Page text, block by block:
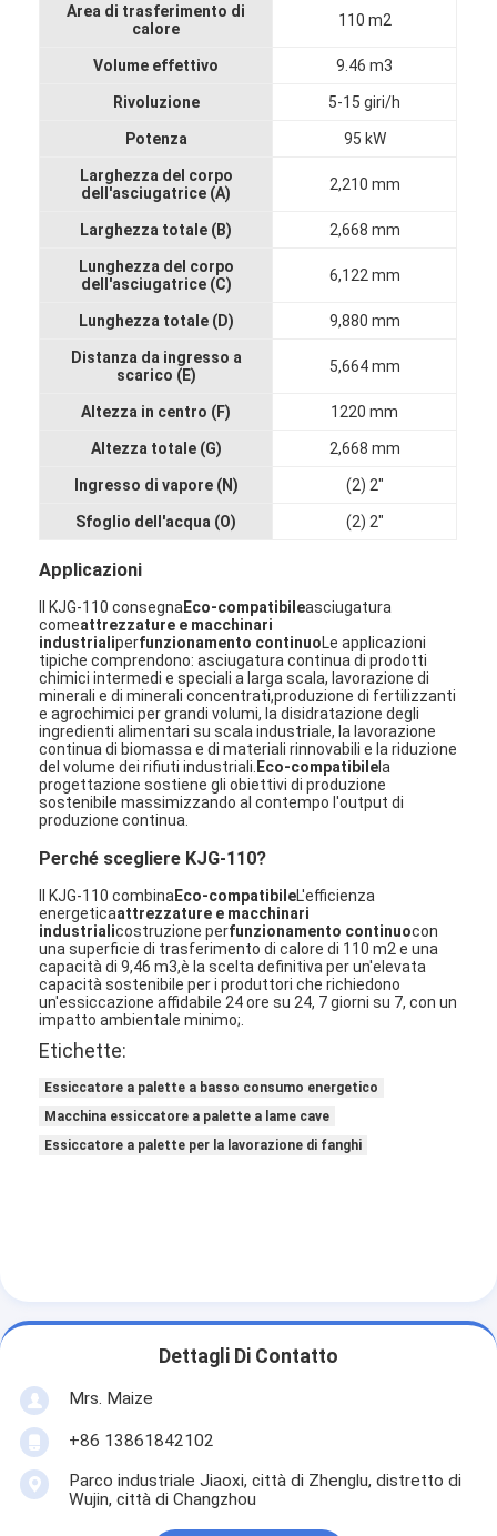
Fatory Tour
Controllo di qualità
notizie
Essiccatore di spruzzo centrifugo ad alta velocità
Essiccatore a letto fluidizzato di vibrazione
Essiccatore di vuoto di microonda
Essiccatore di spruzzo di pressione
Miscelatore orizzontale del nastro
Frantoio universale
Macchina per la frantumazione superfina
tipo miscelatore di v della polvere
Miscelatore del recipiente di IBC
Asciugatrice industriale
Macchina più asciutta istantanea
Essiccatore della pagaia
Macchina dell'essiccazione sotto vuoto
Area di trasferimento di
calore
110 m2
Volume effettivo 9.46 m3
Rivoluzione 5-15 giri/h
Potenza 95 kW
Larghezza del corpo
dell'asciugatrice (A)
2,210 mm
Larghezza totale (B) 2,668 mm
Lunghezza del corpo
dell'asciugatrice (C)
6,122 mm
Lunghezza totale (D) 9,880 mm
Distanza da ingresso a
scarico (E)
5,664 mm
Altezza in centro (F) 1220 mm
Altezza totale (G) 2,668 mm
Ingresso di vapore (N) (2) 2"
Sfoglio dell'acqua (O) (2) 2"
Applicazioni
Il KJG-110 consegna Eco-compatibileasciugatura
comeattrezzature e macchinari
industrialiperfunzionamento continuoLe applicazioni
tipiche comprendono: asciugatura continua di prodotti
chimici intermedi e speciali a larga scala, lavorazione di
minerali e di minerali concentrati,produzione di fertilizzanti
e agrochimici per grandi volumi, la disidratazione degli
ingredienti alimentari su scala industriale, la lavorazione
continua di biomassa e di materiali rinnovabili e la riduzione
del volume dei rifiuti industriali. Eco-compatibilela
progettazione sostiene gli obiettivi di produzione
sostenibile massimizzando al contempo l'output di
produzione continua.
Perché scegliere KJG-110?
Il KJG-110 combina Eco-compatibileL'efficienza
energeticaattrezzature e macchinari
industrialicostruzione perfunzionamento continuocon
una superficie di trasferimento di calore di 110 m2 e una
capacità di 9,46 m3,è la scelta definitiva per un'elevata
capacità sostenibile per i produttori che richiedono
un'essiccazione affidabile 24 ore su 24, 7 giorni su 7, con un
impatto ambientale minimo;.
Etichette:
Essiccatore a palette a basso consumo energetico
Macchina essiccatore a palette a lame cave
Essiccatore a palette per la lavorazione di fanghi
Dettagli Di Contatto
Mrs. Maize
+86 13861842102
Parco industriale Jiaoxi, città di Zhenglu, distretto di
Wujin, città di Changzhou